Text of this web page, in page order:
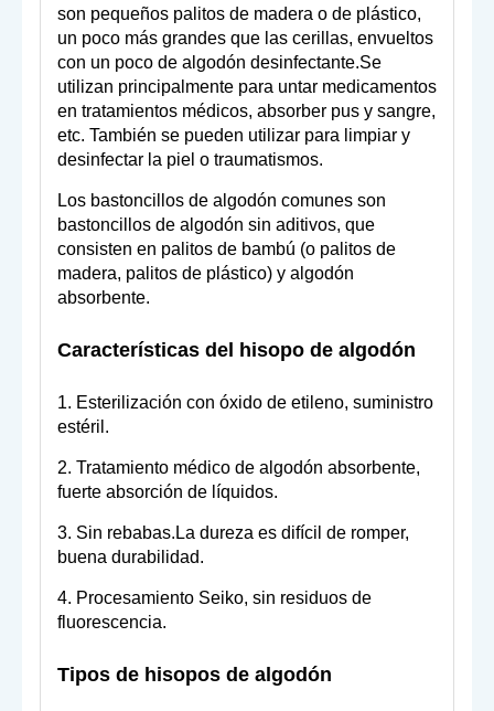
son pequeños palitos de madera o de plástico,
un poco más grandes que las cerillas, envueltos
con un poco de algodón desinfectante.Se
utilizan principalmente para untar medicamentos
en tratamientos médicos, absorber pus y sangre,
etc. También se pueden utilizar para limpiar y
desinfectar la piel o traumatismos.
Los bastoncillos de algodón comunes son
bastoncillos de algodón sin aditivos, que
consisten en palitos de bambú (o palitos de
madera, palitos de plástico) y algodón
absorbente.
Características del hisopo de algodón
1. Esterilización con óxido de etileno, suministro
estéril.
2. Tratamiento médico de algodón absorbente,
fuerte absorción de líquidos.
3. Sin rebabas.La dureza es difícil de romper,
buena durabilidad.
4. Procesamiento Seiko, sin residuos de
fluorescencia.
Tipos de hisopos de algodón